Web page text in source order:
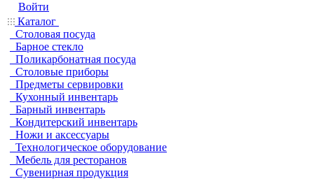
Войти
Каталог
Столовая посуда
Барное стекло
Поликарбонатная посуда
Столовые приборы
Предметы сервировки
Кухонный инвентарь
Барный инвентарь
Кондитерский инвентарь
Ножи и аксессуары
Технологическое оборудование
Мебель для ресторанов
Сувенирная продукция